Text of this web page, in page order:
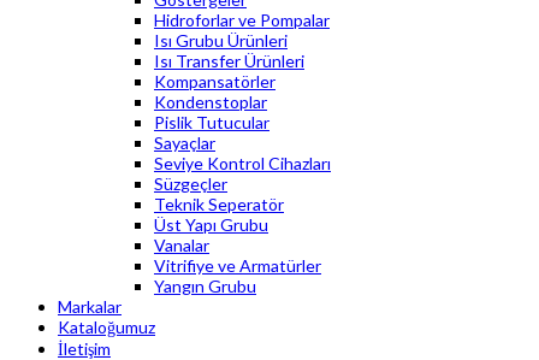
Hidroforlar ve Pompalar
Isı Grubu Ürünleri
Isı Transfer Ürünleri
Kompansatörler
Kondenstoplar
Pislik Tutucular
Sayaçlar
Seviye Kontrol Cihazları
Süzgeçler
Teknik Seperatör
Üst Yapı Grubu
Vanalar
Vitrifiye ve Armatürler
Yangın Grubu
Markalar
Kataloğumuz
İletişim